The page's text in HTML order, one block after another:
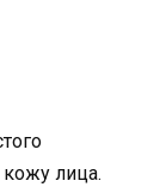
кожу лица.